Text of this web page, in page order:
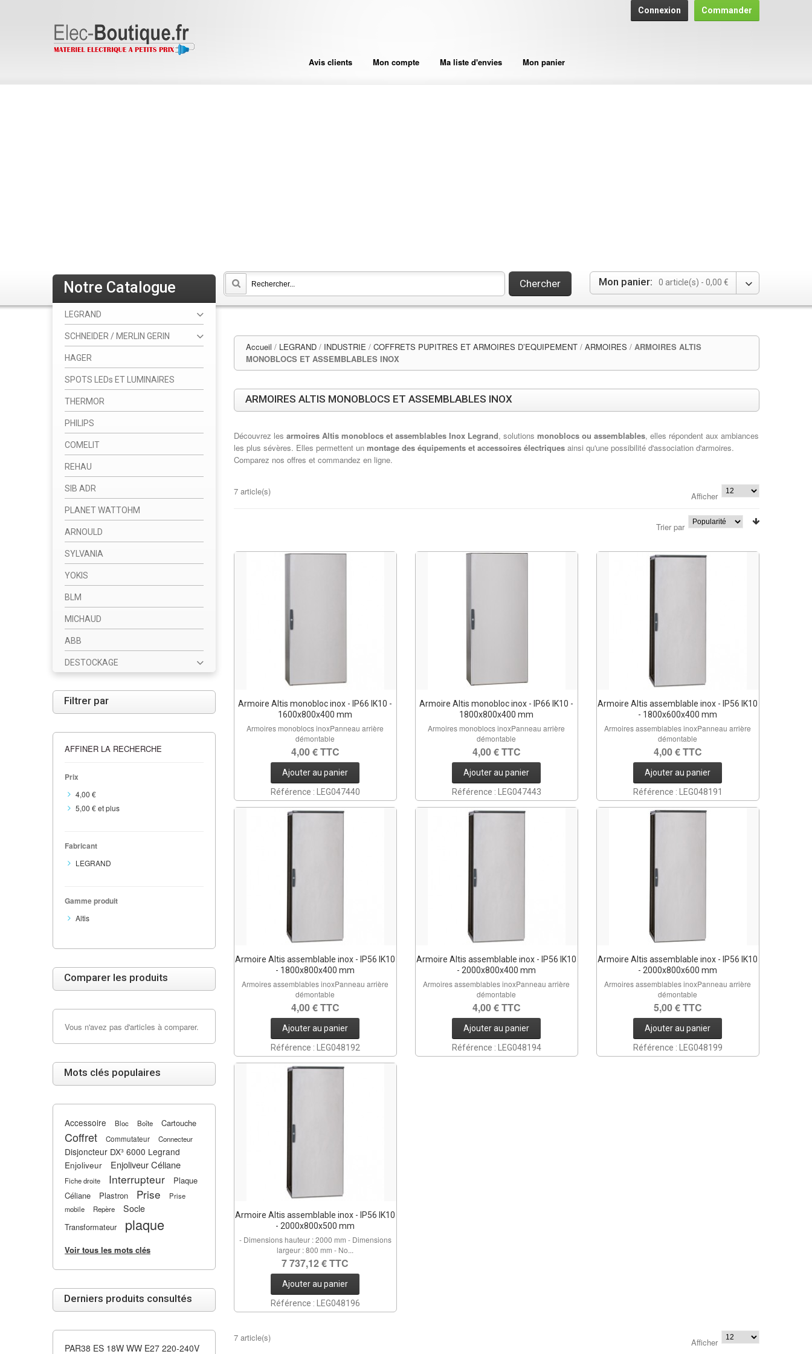
Connexion Commander
Avis clients Mon compte Ma liste d'envies Mon panier
Mon panier: 0 article(s) - 0,00 €
Chercher
Accueil / LEGRAND / INDUSTRIE / COFFRETS PUPITRES ET ARMOIRES D’EQUIPEMENT / ARMOIRES / ARMOIRES ALTIS
MONOBLOCS ET ASSEMBLABLES INOX
ARMOIRES ALTIS MONOBLOCS ET ASSEMBLABLES INOX
Découvrez les armoires Altis monoblocs et assemblables Inox Legrand, solutions monoblocs ou assemblables, elles répondent aux ambiances
les plus sévères. Elles permettent un montage des équipements et accessoires électriques ainsi qu'une possibilité d'association d'armoires.
Comparez nos offres et commandez en ligne.
7 article(s) Afficher
Trier par
Armoire Altis monobloc inox - IP66 IK10 -
1600x800x400 mm
Armoires monoblocs inoxPanneau arrière
démontable
4,00 € TTC
Ajouter au panier
Référence : LEG047440
Armoire Altis monobloc inox - IP66 IK10 -
1800x800x400 mm
Armoires monoblocs inoxPanneau arrière
démontable
4,00 € TTC
Ajouter au panier
Référence : LEG047443
Armoire Altis assemblable inox - IP56 IK10
- 1800x600x400 mm
Armoires assemblables inoxPanneau arrière
démontable
4,00 € TTC
Ajouter au panier
Référence : LEG048191
Armoire Altis assemblable inox - IP56 IK10
- 1800x800x400 mm
Armoires assemblables inoxPanneau arrière
démontable
4,00 € TTC
Ajouter au panier
Référence : LEG048192
Armoire Altis assemblable inox - IP56 IK10
- 2000x800x400 mm
Armoires assemblables inoxPanneau arrière
démontable
4,00 € TTC
Ajouter au panier
Référence : LEG048194
Armoire Altis assemblable inox - IP56 IK10
- 2000x800x600 mm
Armoires assemblables inoxPanneau arrière
démontable
5,00 € TTC
Ajouter au panier
Référence : LEG048199
Armoire Altis assemblable inox - IP56 IK10
- 2000x800x500 mm
- Dimensions hauteur : 2000 mm - Dimensions
largeur : 800 mm - No...
7 737,12 € TTC
Ajouter au panier
Référence : LEG048196
7 article(s) Afficher
Notre Catalogue
LEGRAND
SCHNEIDER / MERLIN GERIN
HAGER
SPOTS LEDs ET LUMINAIRES
THERMOR
PHILIPS
COMELIT
REHAU
SIB ADR
PLANET WATTOHM
ARNOULD
SYLVANIA
YOKIS
BLM
MICHAUD
ABB
DESTOCKAGE
Filtrer par
AFFINER LA RECHERCHE
Prix
4,00 €
5,00 €et plus
Fabricant
LEGRAND
Gamme produit
Altis
Comparer les produits
Vous n'avez pas d'articles à comparer.
Mots clés populaires
Accessoire Bloc Boîte Cartouche
Coffret Commutateur Connecteur
Disjoncteur DX³ 6000 Legrand
Enjoliveur
Enjoliveur Céliane
Fiche droite Interrupteur
Plaque
Céliane
Plastron Prise
Prise
mobile
Repère Socle
Transformateur plaque
Voir tous les mots clés
Derniers produits consultés
PAR38 ES 18W WW E27 220-240V